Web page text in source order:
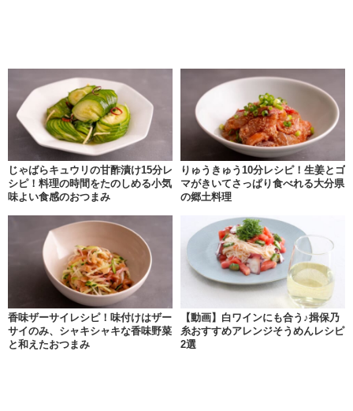
じゃばらキュウリの甘酢漬け15分レ
シピ！料理の時間をたのしめる小気
味よい食感のおつまみ
りゅうきゅう10分レシピ！生姜とゴ
マがきいてさっぱり食べれる大分県
の郷土料理
香味ザーサイレシピ！味付けはザー
サイのみ、シャキシャキな香味野菜
と和えたおつまみ
【動画】白ワインにも合う♪揖保乃
糸おすすめアレンジそうめんレシピ
2選